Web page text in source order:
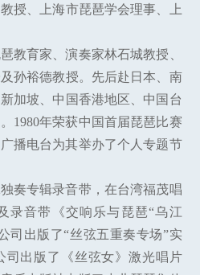
授、上海市琵琶学会理事、上
教育家、演奏家林石城教授、
孙裕德教授。先后赴日本、南
加坡、中国香港地区、中国台
1980年荣获中国首届琵琶比赛
播电台为其举办了个人专题节
奏专辑录音带，在台湾福茂唱
录音带《交响乐与琵琶“乌江
司出版了“丝弦五重奏专场”实
司出版了《丝弦女》激光唱片